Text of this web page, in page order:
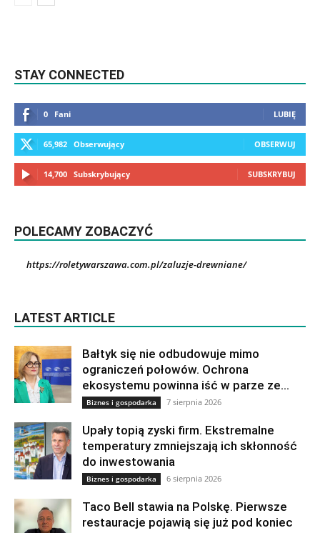
STAY CONNECTED
0 Fani LUBIĘ
65,982 Obserwujący OBSERWUJ
14,700 Subskrybujący SUBSKRYBUJ
POLECAMY ZOBACZYĆ
https://roletywarszawa.com.pl/zaluzje-drewniane/
LATEST ARTICLE
Bałtyk się nie odbudowuje mimo
ograniczeń połowów. Ochrona
ekosystemu powinna iść w parze ze...
Biznes i gospodarka 7 sierpnia 2026
Upały topią zyski firm. Ekstremalne
temperatury zmniejszają ich skłonność
do inwestowania
Biznes i gospodarka 6 sierpnia 2026
Taco Bell stawia na Polskę. Pierwsze
restauracje pojawią się już pod koniec